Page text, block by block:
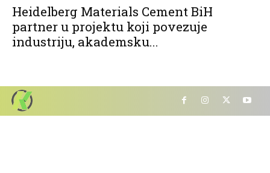
Heidelberg Materials Cement BiH
partner u projektu koji povezuje
industriju, akademsku...